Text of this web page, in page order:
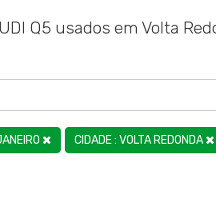
Q5 usados em Volta
CIDADE : VOLTA REDONDA